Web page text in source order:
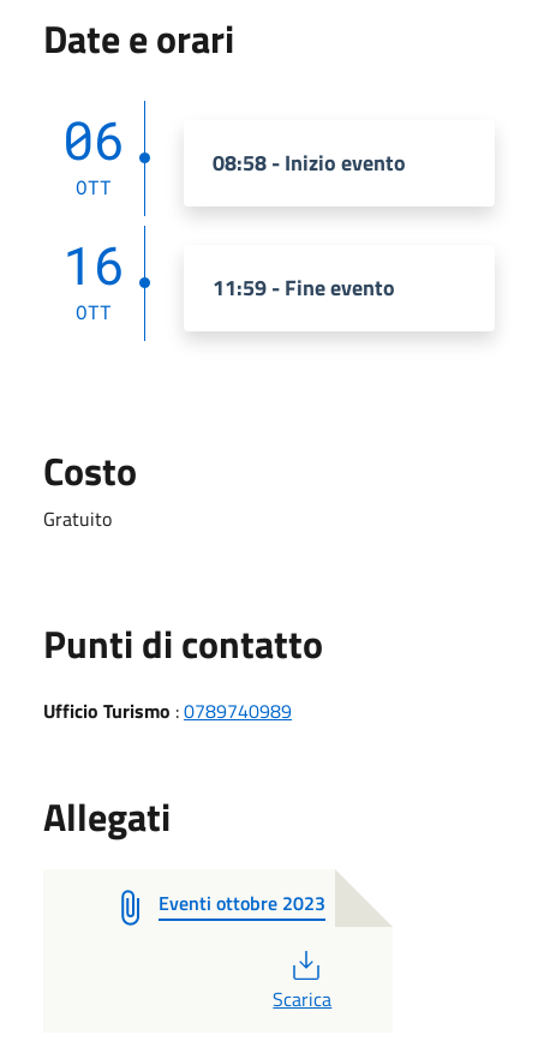
Date e orari
06
OTT
08:58 - Inizio evento
16
OTT
11:59 - Fine evento
Costo
Gratuito
Punti di contatto
Ufficio Turismo :0789740989
Allegati
Eventi ottobre 2023
Scarica